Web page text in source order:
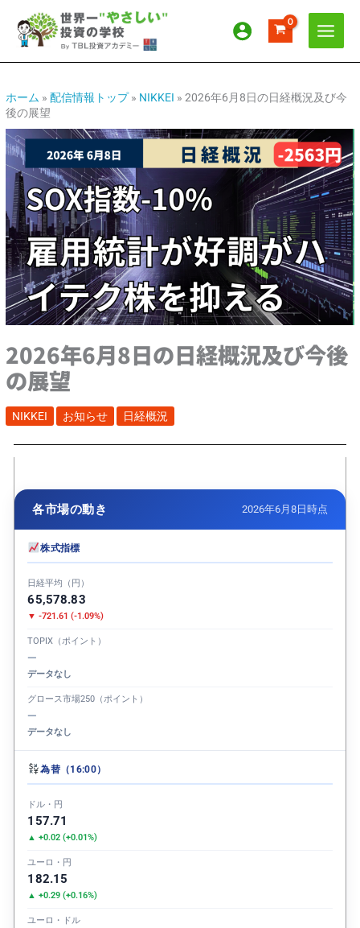
ス
ッ
プ
ホーム »配信情報トップ» NIKKEI »2026年6月8日の日経概況及び今
後の展望
2026年6月8日の日経概況及び今後
の展望
NIKKEI お知らせ 日経概況
各市場の動き 2026年6月8日時点
株式指標
日経平均（円）
65,578.83
▼ -721.61 (-1.09%)
TOPIX（ポイント）
—
データなし
グロース市場250（ポイント）
—
データなし
為替（16:00）
ドル・円
157.71
▲ +0.02 (+0.01%)
ユーロ・円
182.15
▲ +0.29 (+0.16%)
ユーロ・ドル
ー
ブ
テ
ー